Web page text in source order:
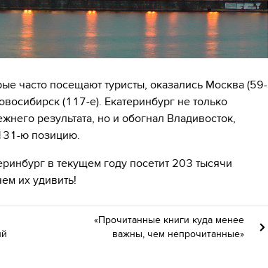
часто посещают туристы, оказались Москва (59-
(117-е). Екатеринбург не только
результата, но и обогнал Владивосток,
ю позицию.
в текущем году посетит 203 тысячи
их удивить!
«Прочитанные книги куда менее
важны, чем непрочитанные»